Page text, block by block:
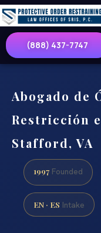
(888) 437-7747
Abogado de
Restricción
Stafford, VA
1997 Founded
EN · ES Intake